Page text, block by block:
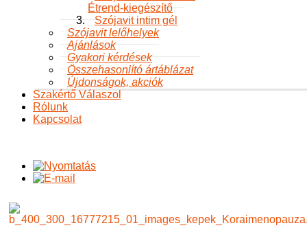
Étrend-kiegészítő
Szójavit intim gél
Szójavit lelőhelyek
Ajánlások
Gyakori kérdések
Összehasonlító ártáblázat
Újdonságok, akciók
Szakértő Válaszol
Rólunk
Kapcsolat